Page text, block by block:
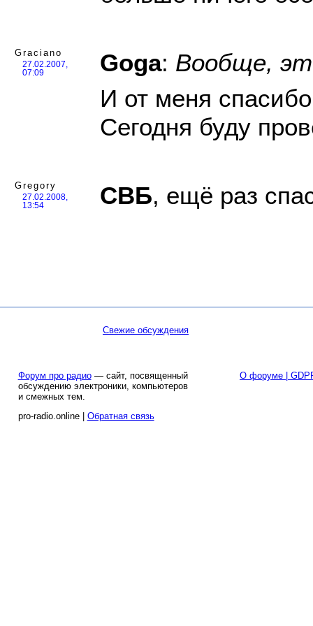
Graciano
27.02.2007,
07:09
Goga: Вообще,
И от меня
Сегодня буду
Gregory
27.02.2008,
13:54
СВБ, ещё раз
Свежие обсуждения
Форум про радио— сайт, посвященный
обсуждению электроники, компьютеров
и смежных тем.
pro-radio.online | Обратная связь
О форуме |